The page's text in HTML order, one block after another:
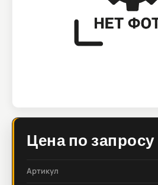
Цена по запросу
Артикул